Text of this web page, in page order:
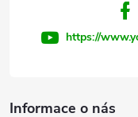
Informace o nás
https://